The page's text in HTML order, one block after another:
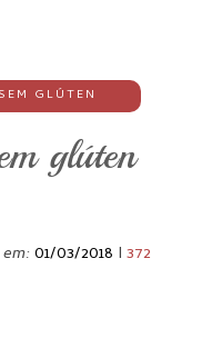
SEM GLÚTEN
glúten
01/03/2018 I 372